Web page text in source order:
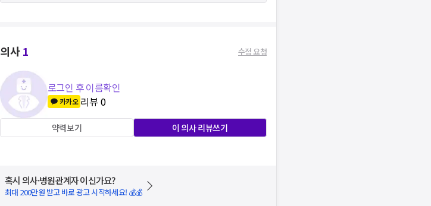
의사1 수정 요청
로그인 후 이름확인
카카오 리뷰0
약력보기 이 의사 리뷰쓰기
혹시 의사·병원관계자 이신가요?
최대 200만원 받고 바로 광고 시작하세요! 💰💰